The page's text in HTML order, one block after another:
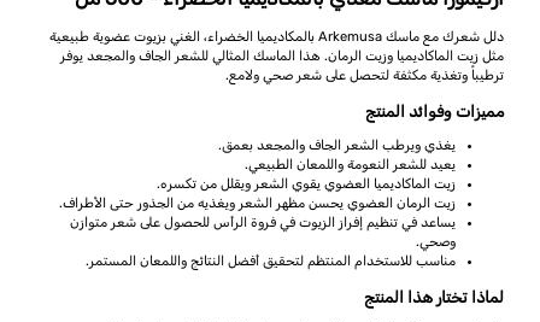
دلل شعرك مع ماسك Arkemusa بالمكاديميا الخضراء، الغني بزيوت عضوية طبيعية
مثل زيت الماكاديميا وزيت الرمان. هذا الماسك المثالي للشعر الجاف والمجعد يوفر
ترطيباً وتغذية مكثفة لتحصل على شعر صحي ولامع.
مميزات وفوائد المنتج
يغذي ويرطب الشعر الجاف والمجعد بعمق.
يعيد للشعر النعومة واللمعان الطبيعي.
زيت الماكاديميا العضوي يقوي الشعر ويقلل من تكسره.
زيت الرمان العضوي يحسن مظهر الشعر ويغذيه من الجذور حتى الأطراف.
يساعد في تنظيم إفراز الزيوت في فروة الرأس للحصول على شعر متوازن
وصحي.
مناسب للاستخدام المنتظم لتحقيق أفضل النتائج واللمعان المستمر.
لماذا تختار هذا المنتج